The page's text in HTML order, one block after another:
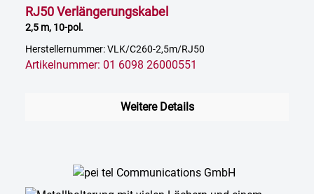
RJ50 Verlängerungskabel
2,5 m, 10-pol.
Herstellernummer: VLK/C260-2,5m/RJ50
Artikelnummer: 01 6098 26000551
Weitere Details